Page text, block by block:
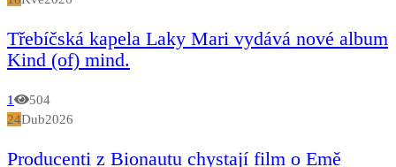
Třebíčská kapela Laky Mari vydává nové album
Kind (of) mind.
1
504
24Dub2026
Producenti z Bionautu chystají film o Emě